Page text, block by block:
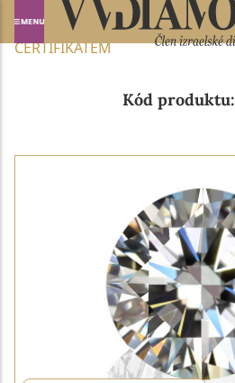
Domů NABÍDKA DIAMANTŮ
CERTIFIKÁTEM
Kód produktu: